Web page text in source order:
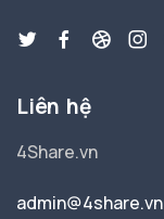
Liên hệ
4Share.vn
admin@4share.vn